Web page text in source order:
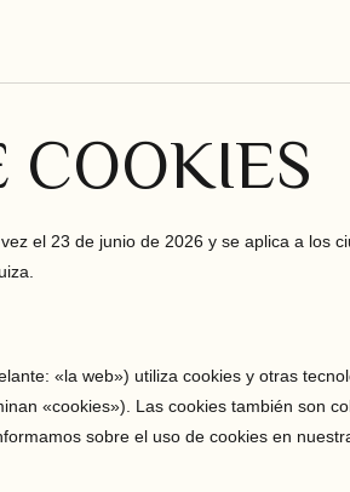
COOKIES
el 23 de junio de 2026 y se aplica a los
«la web») utiliza cookies y otras
«cookies»). Las cookies también son
sobre el uso de cookies en